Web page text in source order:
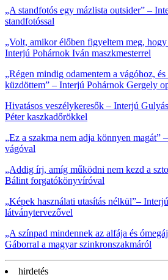
„A standfotós egy mázlista outsider” –
standfotóssal
„Volt, amikor élőben figyeltem meg,
Interjú Pohárnok Iván maszkmesterrel
„Régen mindig odamentem a vágóhoz,
küzdöttem” – Interjú Pohárnok Gergely
Hivatásos veszélykeresők – Interjú
Péter kaszkadőrökkel
„Ez a szakma nem adja könnyen magát” –
vágóval
„Addig írj, amíg működni nem kezd a
Bálint forgatókönyvíróval
„Képek használati utasítás nélkül”–
látványtervezővel
„A színpad mindennek az alfája és
Gáborral a magyar szinkronszakmáról
hirdetés